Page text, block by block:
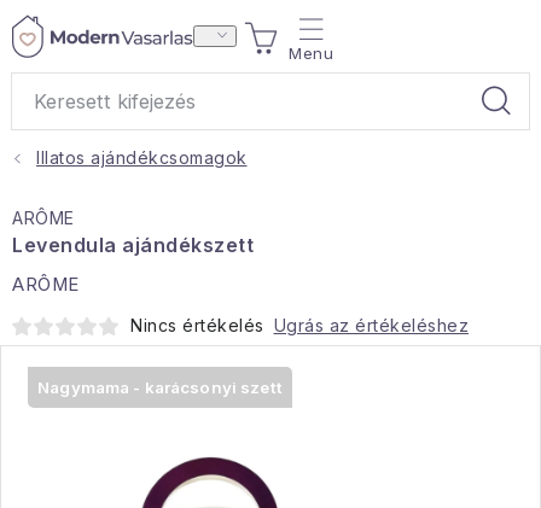
Ugrás
KOSÁR
Ajándékok
Otthoni illatok
Lakástextil
Hobbi és kert
Illatos ajándékcsomagok
ARÔME
Levendula ajándékszett
ARÔME
Nincs értékelés Ugrás az értékeléshez
Nagymama - karácsonyi szett